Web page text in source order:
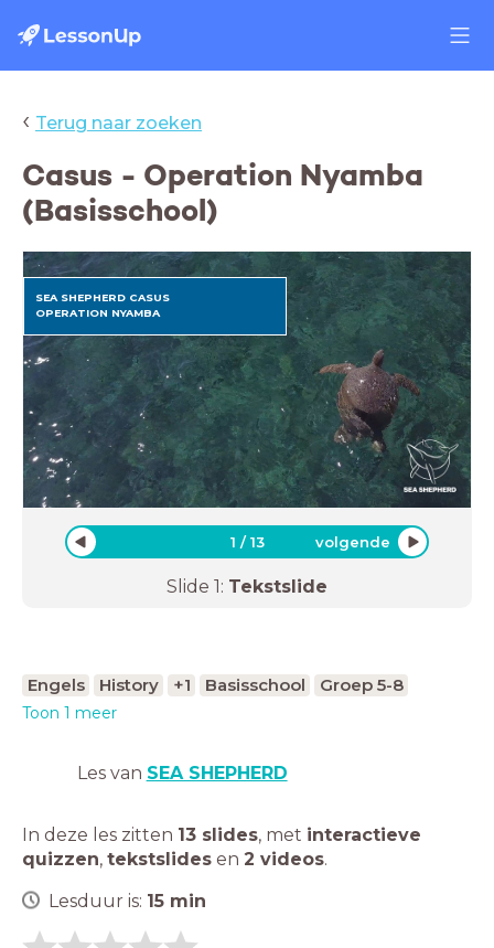
‹ Terug naar zoeken
Casus - Operation Nyamba
(Basisschool)
SEA SHEPHERD CASUS
OPERATION NYAMBA
1 /13 volgende
Slide 1: Tekstslide
Engels History +1 Basisschool Groep 5-8
Toon 1 meer
Les van SEA SHEPHERD
In deze les zitten 13 slides, met interactieve
quizzen, tekstslides en 2 videos.
Lesduur is: 15 min